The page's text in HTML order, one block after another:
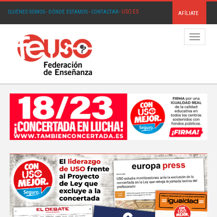
QUIÉNES SOMOS· DÓNDE ESTAMOS· CONTACTAR· USO.ES AFÍLIATE
Menú